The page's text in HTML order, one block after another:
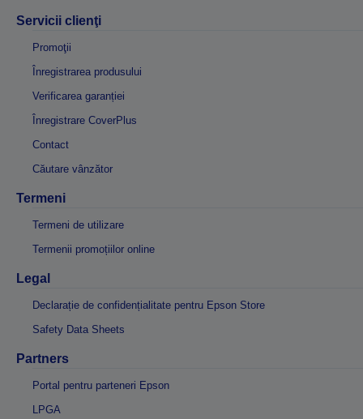
Servicii clienţi
Promoţii
Înregistrarea produsului
Verificarea garanției
Înregistrare CoverPlus
Contact
Căutare vânzător
Termeni
Termeni de utilizare
Termenii promoțiilor online
Legal
Declarație de confidențialitate pentru Epson Store
Safety Data Sheets
Partners
Portal pentru parteneri Epson
LPGA